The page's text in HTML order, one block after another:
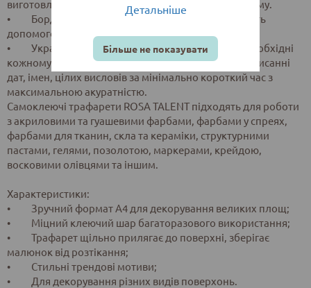
виготовлення багатошарового панно, скрап альбому.
• Бордюрні: геометрія, флористика, ажур стануть
допомогою в оздобленні кутів та рамок виробу.
• Український, англійський алфавіт та цифри необхідні
кожному декоратору, адже вони необхідні при написанні
дат, імен, цілих висловів за мінімально короткий час з
максимальною акуратністю.
Самоклеючі трафарети ROSA TALENT підходять для роботи
з акриловими та гуашевими фарбами, фарбами у спреях,
фарбами для тканин, скла та кераміки, структурними
пастами, гелями, позолотою, маркерами, крейдою,
восковими олівцями та іншим.
Характеристики:
• Зручний формат А4 для декорування великих площ;
• Міцний клеючий шар багаторазового використання;
• Трафарет щільно прилягає до поверхні, зберігає
малюнок від розтікання;
• Стильні трендові мотиви;
• Для декорування різних видів поверхонь.
Детальніше
Більше не показувати